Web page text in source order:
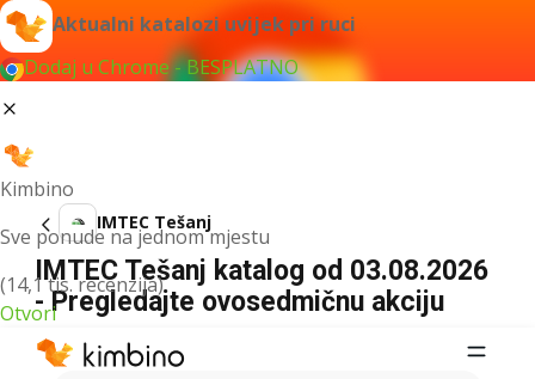
Aktualni katalozi uvijek pri ruci
Dodaj u Chrome - BESPLATNO
Kimbino
Sve ponude na jednom mjestu
(14,1 tis. recenzija)
Otvori
IMTEC Tešanj
IMTEC Tešanj katalog od 03.08.2026
- Pregledajte ovosedmičnu akciju